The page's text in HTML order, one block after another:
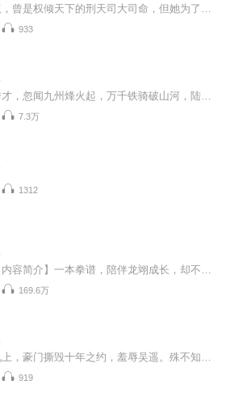
933
7.3万
1312
169.6万
919